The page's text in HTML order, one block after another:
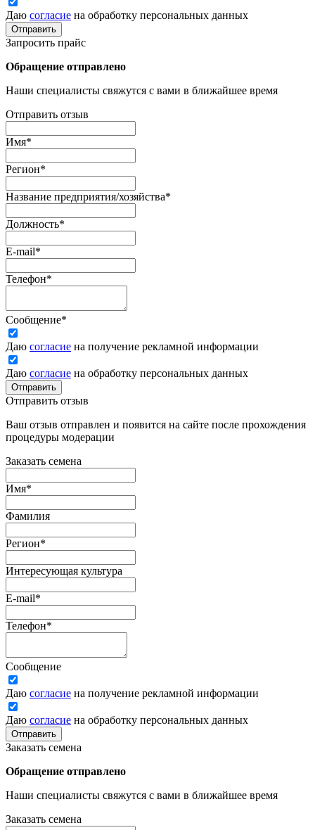
Даю согласие на обработку персональных данных
Отправить
Запросить прайс
Обращение отправлено
Наши специалисты свяжутся с вами в ближайшее время
Отправить отзыв
Имя*
Регион*
Название предприятия/хозяйства*
Должность*
E-mail*
Телефон*
Сообщение*
Даю согласие на получение рекламной информации
Даю согласие на обработку персональных данных
Отправить
Отправить отзыв
Ваш отзыв отправлен и появится на сайте после прохождения
процедуры модерации
Заказать семена
Имя*
Фамилия
Регион*
Интересующая культура
E-mail*
Телефон*
Сообщение
Даю согласие на получение рекламной информации
Даю согласие на обработку персональных данных
Отправить
Заказать семена
Обращение отправлено
Наши специалисты свяжутся с вами в ближайшее время
Заказать семена